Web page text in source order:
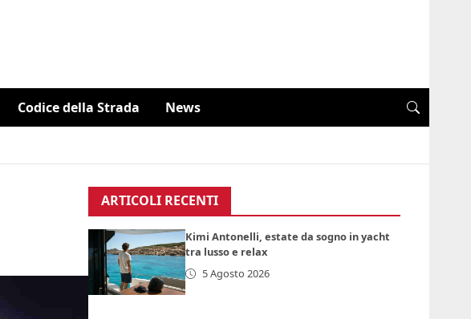
Codice della Strada News
ARTICOLI RECENTI
Kimi Antonelli, estate da sogno in yacht
tra lusso e relax
5 Agosto 2026